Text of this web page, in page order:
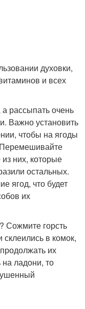
духовки,
и всех
рассыпать очень
Важно установить
чтобы на ягоды
них, которые
остальных.
ягод, что будет
их
Сожмите горсть
в комок,
их
ладони, то